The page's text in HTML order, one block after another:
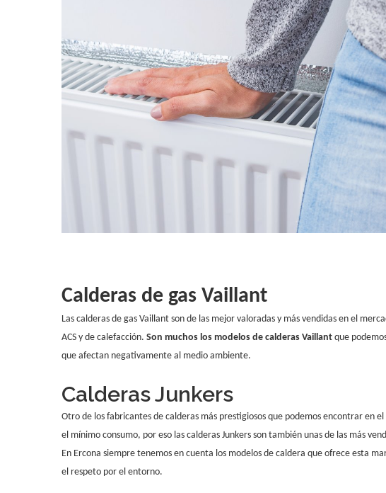
Calderas de gas Vaillant
Las calderas de gas Vaillant son de las mejor valoradas y más vendidas en el
ACS y de calefacción. Son muchos los modelos de calderas Vaillant que
que afectan negativamente al medio ambiente.
Calderas Junkers
Otro de los fabricantes de calderas más prestigiosos que podemos encontrar en
el mínimo consumo, por eso las calderas Junkers son también unas de las más
En Ercona siempre tenemos en cuenta los modelos de caldera que ofrece esta
el respeto por el entorno.